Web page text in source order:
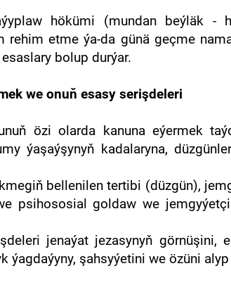
hökümi (mundan beýläk -
rehim etme ýa-da günä geçme
bolup durýar.
we onuň esasy serişdeleri
özi olarda kanuna eýermek
ýaşaýşynyň kadalaryna,
bellenilen tertibi (düzgün),
psihososial goldaw we
jenaýat jezasynyň görnüşini,
ýagdaýyny, şahsyýetini we özüni